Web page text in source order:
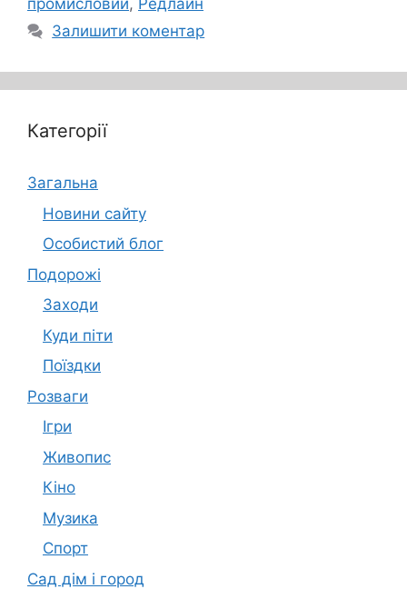
промисловий, Редлайн
Залишити коментар
Категорії
Загальна
Новини сайту
Особистий блог
Подорожі
Заходи
Куди піти
Поїздки
Розваги
Ігри
Живопис
Кіно
Музика
Спорт
Сад дім і город